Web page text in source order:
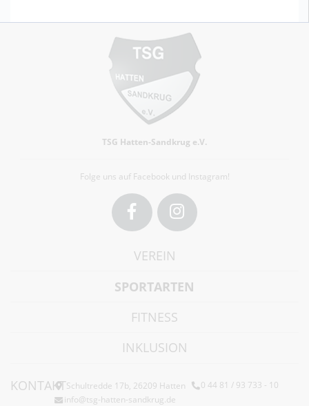
VEREIN
SPORTARTEN
FITNESS
INKLUSION
KONTAKTSchultredde 17b, 26209 Hatten
0 44 81 / 93 733 - 10
info@tsg-hatten-sandkrug.de
TSG Hatten-Sandkrug e.V.
Folge uns auf Facebook und Instagram!
Facebook Instagram